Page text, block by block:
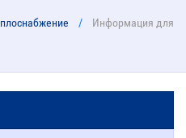
Информация для